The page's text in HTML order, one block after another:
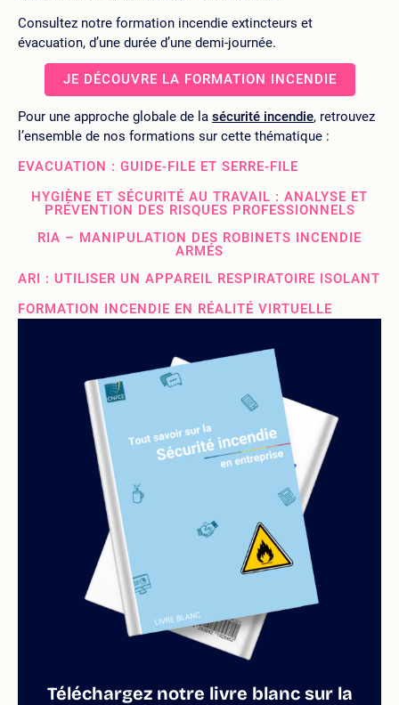
Consultez notre formation incendie extincteurs et
évacuation, d’une durée d’une demi-journée.
JE DÉCOUVRE LA FORMATION INCENDIE
Pour une approche globale de la sécurité incendie, retrouvez
l’ensemble de nos formations sur cette thématique :
EVACUATION : GUIDE-FILE ET SERRE-FILE
HYGIÈNE ET SÉCURITÉ AU TRAVAIL : ANALYSE ET
PRÉVENTION DES RISQUES PROFESSIONNELS
RIA – MANIPULATION DES ROBINETS INCENDIE
ARMÉS
ARI : UTILISER UN APPAREIL RESPIRATOIRE ISOLANT
FORMATION INCENDIE EN RÉALITÉ VIRTUELLE
Téléchargez notre livre blanc sur la